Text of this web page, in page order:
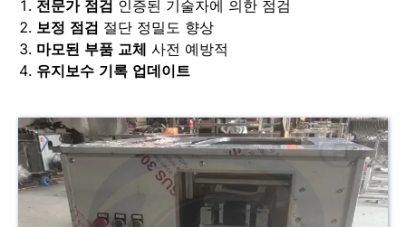
전문가 점검 인증된 기술자에 의한 점검
보정 점검 절단 정밀도 향상
마모된 부품 교체 사전 예방적
유지보수 기록 업데이트